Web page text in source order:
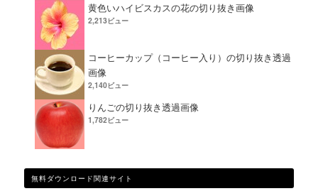
黄色いハイビスカスの花の切り抜き画像
2,213ビュー
コーヒーカップ（コーヒー入り）の切り抜き透過
画像
2,140ビュー
りんごの切り抜き透過画像
1,782ビュー
無料ダウンロード関連サイト